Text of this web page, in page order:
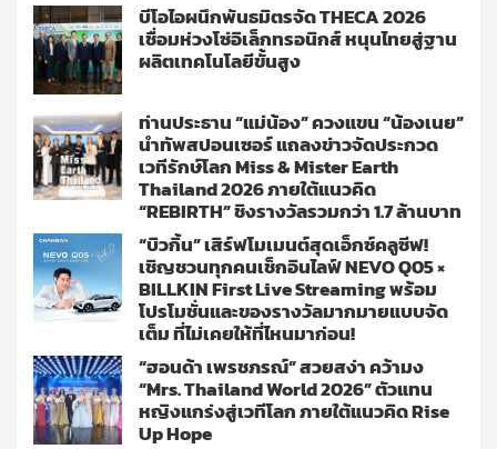
บีโอไอผนึกพันธมิตรจัด THECA 2026
เชื่อมห่วงโซ่อิเล็กทรอนิกส์ หนุนไทยสู่ฐาน
ผลิตเทคโนโลยีขั้นสูง
ท่านประธาน “แม่น้อง” ควงแขน “น้องเนย”
นำทัพสปอนเซอร์ แถลงข่าวจัดประกวด
เวทีรักษ์โลก Miss & Mister Earth
Thailand 2026 ภายใต้แนวคิด
“REBIRTH” ชิงรางวัลรวมกว่า 1.7 ล้านบาท
“บิวกิ้น” เสิร์ฟโมเมนต์สุดเอ็กซ์คลูซีฟ!
เชิญชวนทุกคนเช็กอินไลฟ์ NEVO Q05 ×
BILLKIN First Live Streaming พร้อม
โปรโมชั่นและของรางวัลมากมายแบบจัด
เต็ม ที่ไม่เคยให้ที่ไหนมาก่อน!
“ฮอนด้า เพรชภรณ์” สวยสง่า คว้ามง
“Mrs. Thailand World 2026” ตัวแทน
หญิงแกร่งสู่เวทีโลก ภายใต้แนวคิด Rise
Up Hope